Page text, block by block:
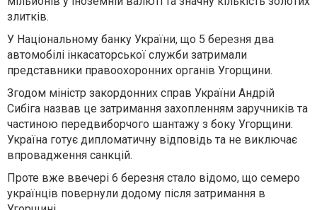
злитків.
У Національному банку України, що 5 березня два
автомобілі інкасаторської служби затримали
представники правоохоронних органів Угорщини.
Згодом міністр закордонних справ України Андрій
Сибіга назвав це затримання захопленням заручників та
частиною передвиборчого шантажу з боку Угорщини.
Україна готує дипломатичну відповідь та не виключає
впровадження санкцій.
Проте вже ввечері 6 березня стало відомо, що семеро
українців повернули додому після затримання в